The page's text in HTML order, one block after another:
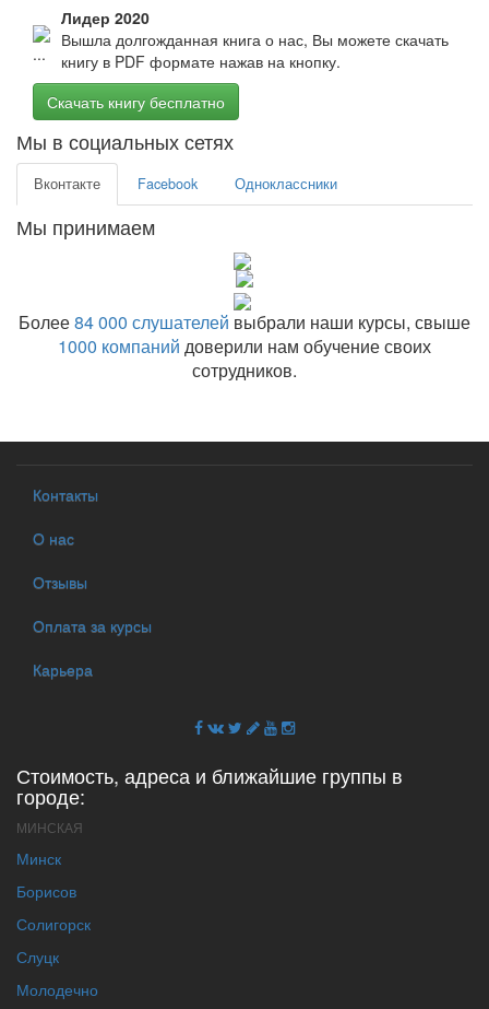
Лидер 2020
Вышла долгожданная книга о нас, Вы можете скачать
книгу в PDF формате нажав на кнопку.
Скачать книгу бесплатно
Мы в социальных сетях
Вконтакте Facebook Одноклассники
Мы принимаем
Более84 000 слушателей выбрали наши курсы, свыше
1000 компаний доверили нам обучение своих
сотрудников.
Контакты
О нас
Отзывы
Оплата за курсы
Карьера
Стоимость, адреса и ближайшие группы в
городе:
МИНСКАЯ
Минск
Борисов
Солигорск
Слуцк
Молодечно